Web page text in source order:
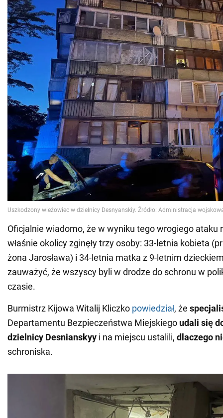
Oficjalnie wiadomo, że w wyniku tego wrogiego ataku
właśnie okolicy zginęły trzy osoby: 33-letnia kobieta
żona Jarosława) i 34-letnia matka z 9-letnim
zauważyć, że wszyscy byli w drodze do schronu w
czasie.
Burmistrz Kijowa Witalij Kliczko powiedział, że
Departamentu Bezpieczeństwa Miejskiego udali się
dzielnicy Desnianskyy i na miejscu ustalili, dlaczego
schroniska.